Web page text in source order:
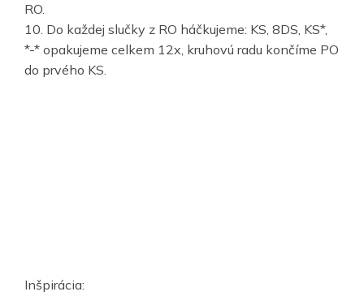
RO.
10. Do každej slučky z RO háčkujeme: KS, 8DS, KS*,
*-* opakujeme celkem 12x, kruhovú radu končíme PO
do prvého KS.
Inšpirácia: